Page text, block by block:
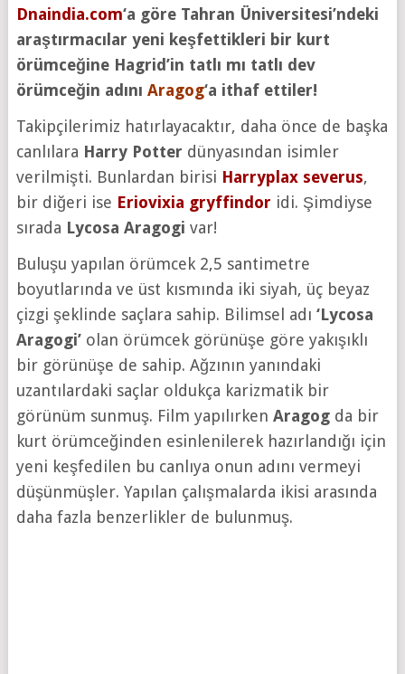
Dnaindia.com‘a göre Tahran Üniversitesi’ndeki
araştırmacılar yeni keşfettikleri bir kurt
örümceğine Hagrid’in tatlı mı tatlı dev
örümceğin adını Aragog‘a ithaf ettiler!
Takipçilerimiz hatırlayacaktır, daha önce de başka
canlılara Harry Potter dünyasından isimler
verilmişti. Bunlardan birisi Harryplax severus,
bir diğeri ise Eriovixia gryffindor idi. Şimdiyse
sırada Lycosa Aragogi var!
Buluşu yapılan örümcek 2,5 santimetre
boyutlarında ve üst kısmında iki siyah, üç beyaz
çizgi şeklinde saçlara sahip. Bilimsel adı ‘Lycosa
Aragogi’olan örümcek görünüşe göre yakışıklı
bir görünüşe de sahip. Ağzının yanındaki
uzantılardaki saçlar oldukça karizmatik bir
görünüm sunmuş. Film yapılırken Aragogda bir
kurt örümceğinden esinlenilerek hazırlandığı için
yeni keşfedilen bu canlıya onun adını vermeyi
düşünmüşler. Yapılan çalışmalarda ikisi arasında
daha fazla benzerlikler de bulunmuş.